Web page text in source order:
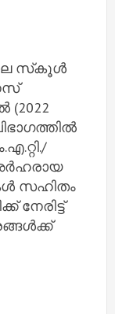
സ്‌കൂൾ
സഹിതം
നേരിട്ട്